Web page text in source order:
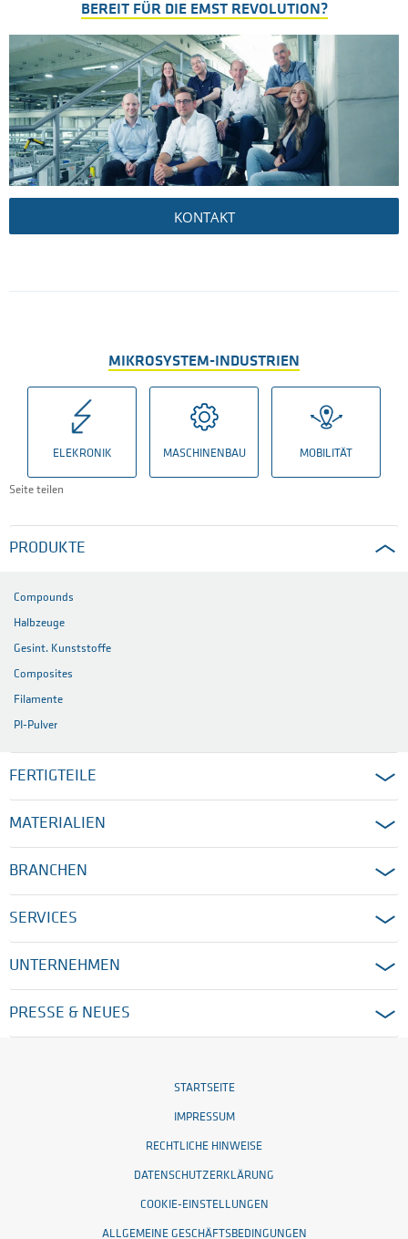
BEREIT FÜR DIE EMST REVOLUTION?
KONTAKT
MIKROSYSTEM-INDUSTRIEN
ELEKRONIK MASCHINENBAU MOBILITÄT
Seite teilen
PRODUKTE
Compounds
Halbzeuge
Gesint. Kunststoffe
Composites
Filamente
PI-Pulver
FERTIGTEILE
MATERIALIEN
BRANCHEN
SERVICES
UNTERNEHMEN
PRESSE & NEUES
STARTSEITE
IMPRESSUM
RECHTLICHE HINWEISE
DATENSCHUTZERKLÄRUNG
COOKIE-EINSTELLUNGEN
ALLGEMEINE GESCHÄFTSBEDINGUNGEN